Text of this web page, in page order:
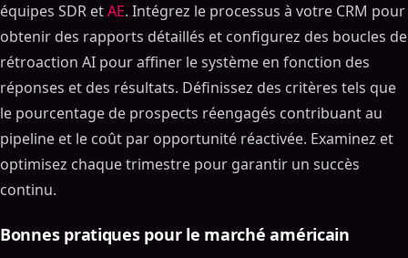
équipes SDR etAE. Intégrez le processus à votre CRM pour
obtenir des rapports détaillés et configurez des boucles de
rétroaction AI pour affiner le système en fonction des
réponses et des résultats. Définissez des critères tels que
le pourcentage de prospects réengagés contribuant au
pipeline et le coût par opportunité réactivée. Examinez et
optimisez chaque trimestre pour garantir un succès
continu.
Bonnes pratiques pour le marché américain